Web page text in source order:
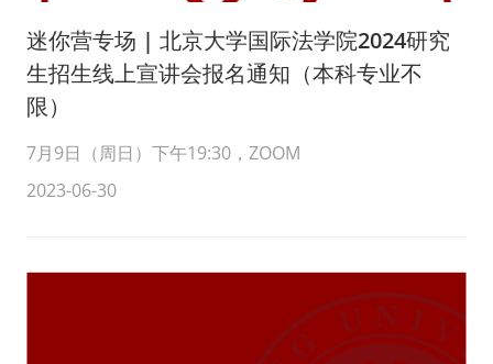
迷你营专场 | 北京大学国际法学院2024研究
生招生线上宣讲会报名通知（本科专业不
限）
7月9日（周日）下午19:30，ZOOM
2023-06-30